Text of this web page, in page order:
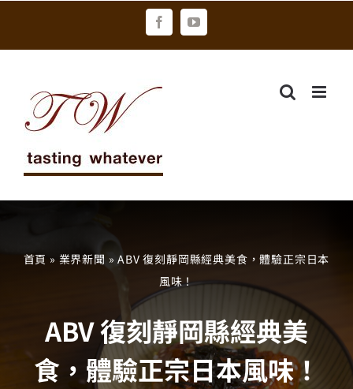
FacebookYouTube
首頁 » 業界新聞 »ABV 復刻靜岡縣經典美食，體驗正宗日本
風味！
ABV 復刻靜岡縣經典美
食，體驗正宗日本風味！